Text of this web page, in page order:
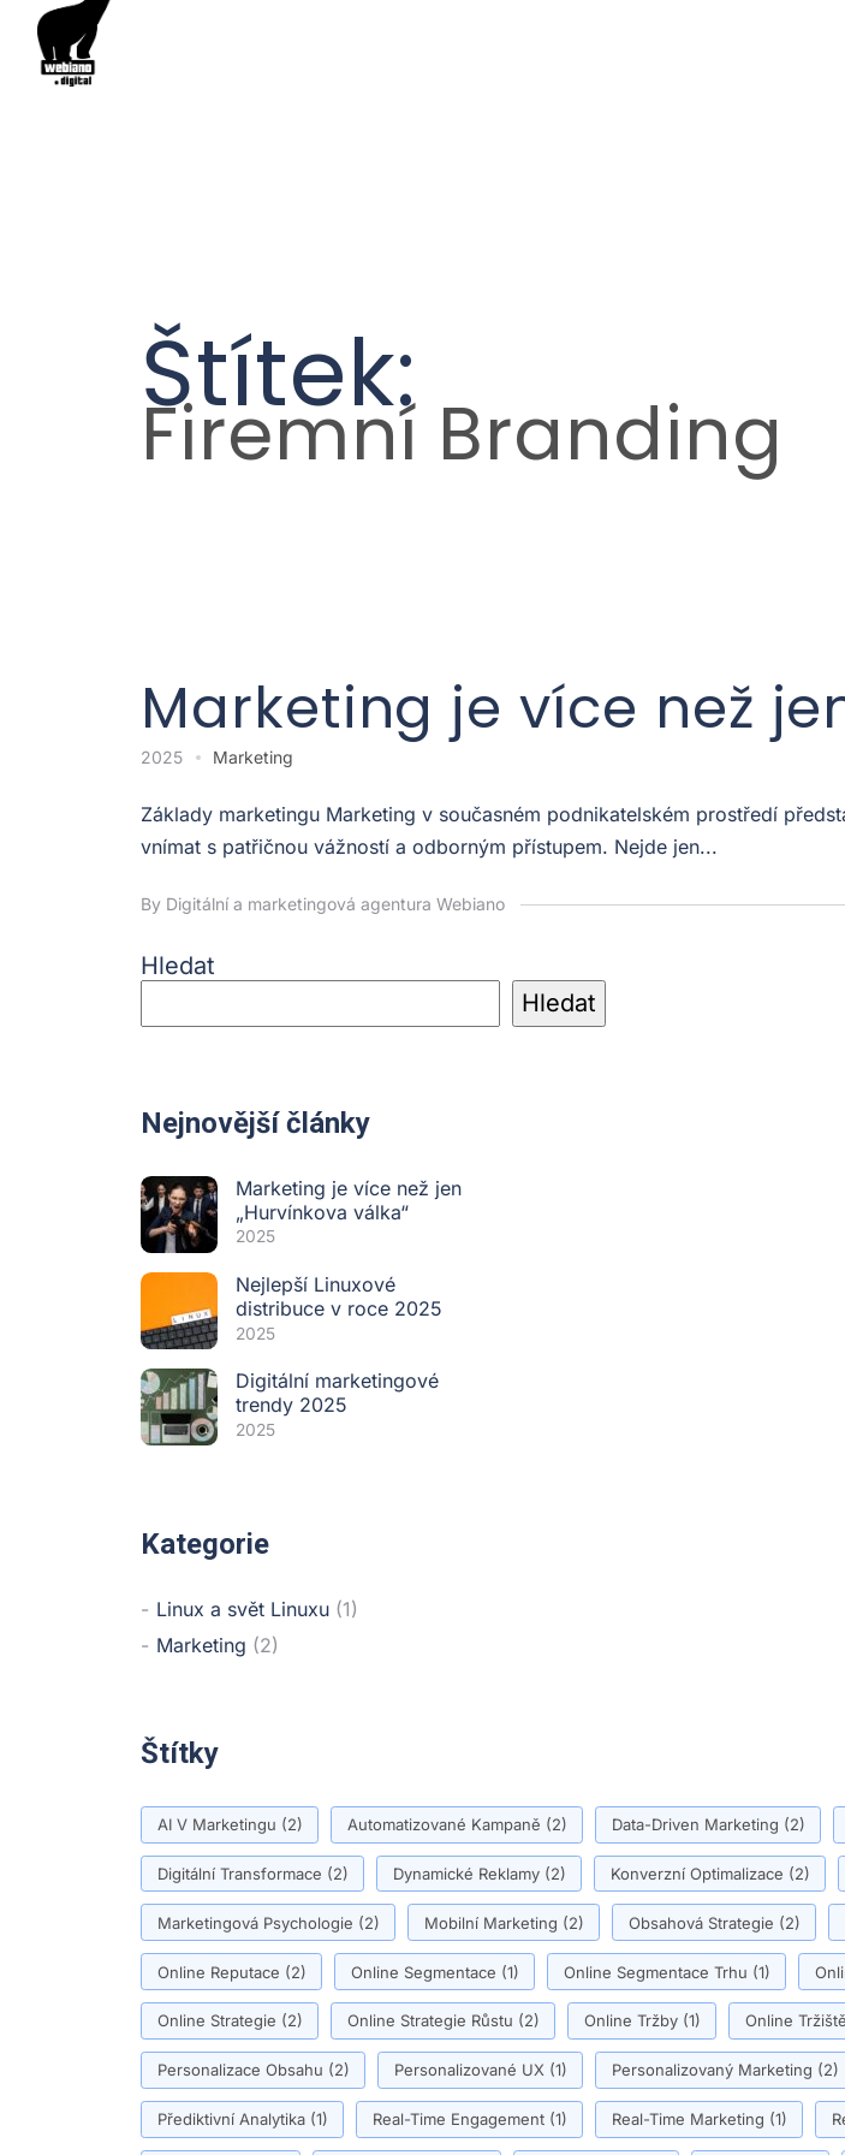
Štítek:
Firemní Branding
Marketing je více než
2025 Marketing
Základy marketingu Marketing v současném podnikatelském prostředí
vnímat s patřičnou vážností a odborným přístupem. Nejde jen...
By Digitální a marketingová agentura Webiano
Hledat
Hledat
Nejnovější články
Marketing je více než jen
„Hurvínkova válka“
2025
Nejlepší Linuxové
distribuce v roce 2025
2025
Digitální marketingové
trendy 2025
2025
Kategorie
Linux a svět Linuxu (1)
Marketing (2)
Štítky
AI V Marketingu (2) Automatizované Kampaně (2) Data-Driven Marketing (2)
Digitální Transformace (2) Dynamické Reklamy(2) Konverzní Optimalizace (2)
Marketingová Psychologie (2) Mobilní Marketing (2) Obsahová Strategie (2)
Online Reputace (2) Online Segmentace (1) Online Segmentace Trhu (1)
Online Strategie (2) Online Strategie Růstu (2) Online Tržby(1) Online Tržiště
Personalizace Obsahu (2) Personalizované UX(1) Personalizovaný Marketing (2)
Přediktivní Analytika(1) Real-Time Engagement(1) Real-Time Marketing (1)